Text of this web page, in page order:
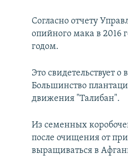
Согласно отчету
опийного мака в 2016
годом.
Это свидетельствует
Большинство
движения "Талибан".
Из семенных
после очищения от
выращиваться в